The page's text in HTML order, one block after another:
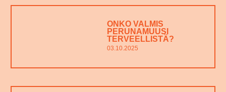
ONKO VALMIS
PERUNAMUUSI
TERVEELLISTÄ?
03.10.2025